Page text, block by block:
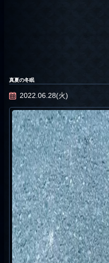
真夏の冬眠
2022.06.28(火)